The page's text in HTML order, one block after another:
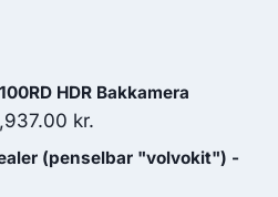
HDR Bakkamera
kr.
aktuelle
(penselbar "volvokit") -